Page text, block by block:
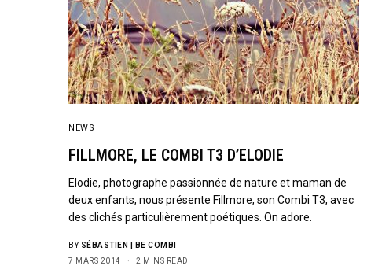
NEWS
FILLMORE, LE COMBI T3 D’ELODIE
Elodie, photographe passionnée de nature et maman de
deux enfants, nous présente Fillmore, son Combi T3, avec
des clichés particulièrement poétiques. On adore.
BY SÉBASTIEN | BE COMBI
7 MARS 2014
2 MINS READ